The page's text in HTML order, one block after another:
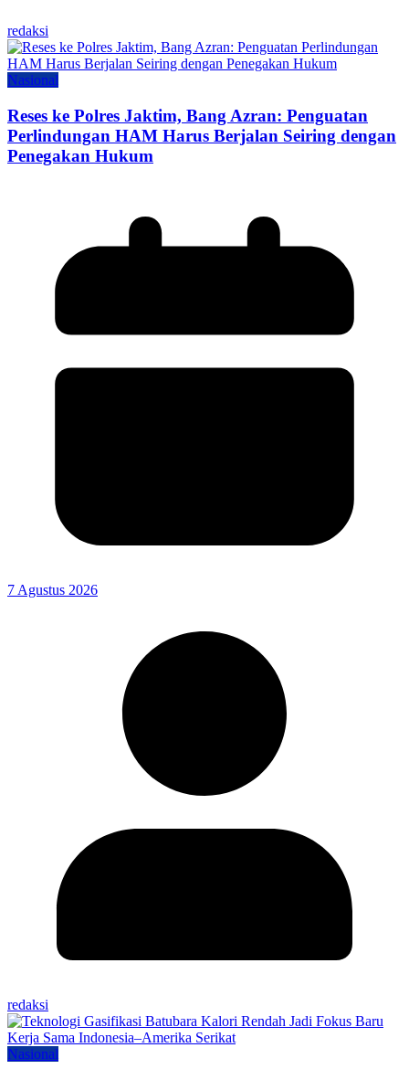
redaksi
Nasional
Reses ke Polres Jaktim, Bang Azran: Penguatan
Perlindungan HAM Harus Berjalan Seiring dengan
Penegakan Hukum
7 Agustus 2026
redaksi
Nasional